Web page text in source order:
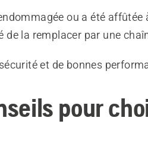
ou a été affûtée
de la remplacer par une
et de bonnes
pour